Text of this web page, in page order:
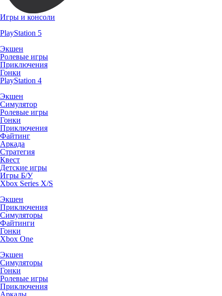
Игры и консоли
PlayStation 5
Экшен
Ролевые игры
Приключения
Гонки
PlayStation 4
Экшен
Симулятор
Ролевые игры
Гонки
Приключения
Файтинг
Аркада
Стратегия
Квест
Детские игры
Игры Б/У
Xbox Series X/S
Экшен
Приключения
Симуляторы
Файтинги
Гонки
Xbox One
Экшен
Симуляторы
Гонки
Ролевые игры
Приключения
Аркады